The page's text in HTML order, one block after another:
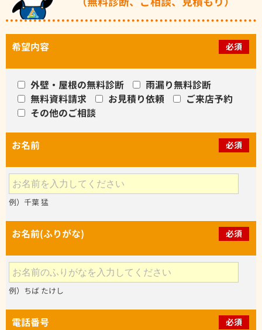
希望内容 必須
外壁・屋根の無料診断
雨漏り無料診断
無料資料請求
お見積り依頼
ご来店予約
その他のご相談
お名前 必須
例）千葉 猛
お名前(ふりがな) 必須
例）ちば たけし
電話番号 必須